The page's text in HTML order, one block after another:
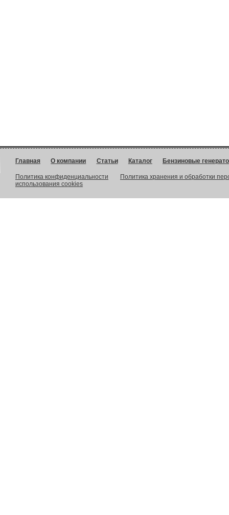
Главная О компании Статьи Каталог Бензиновые
Политика конфиденциальности
Политика хранения и обработки
использования cookies